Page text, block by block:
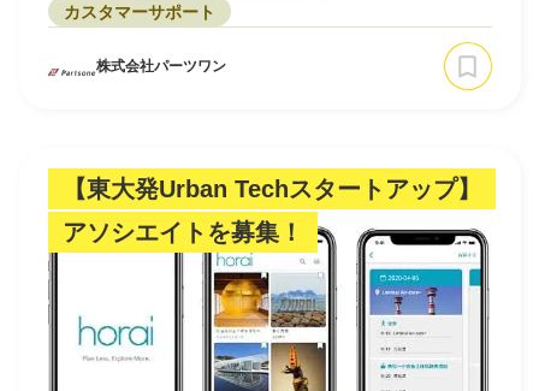
カスタマーサポート
株式会社パーツワン
【東大発Urban Techスタートアップ】
アソシエイトを募集！